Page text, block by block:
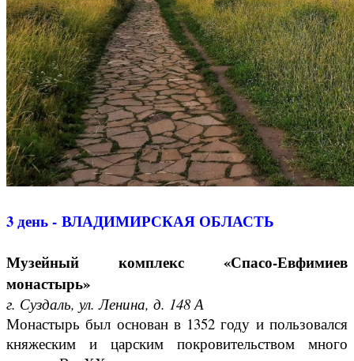
3 день - ВЛАДИМИРСКАЯ ОБЛАСТЬ
Музейный комплекс «Спасо-Евфимиев
монастырь»
г. Суздаль, ул. Ленина, д. 148 А
Монастырь был основан в 1352 году и пользовался
княжеским и царским покровительством много